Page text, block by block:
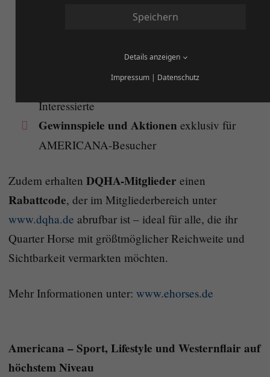
Infomaterial zur Nutzung des Marktplatzes
Persönliche Beratung für Anbieter und
Interessierte
Gewinnspiele und Aktionen exklusiv für
AMERICANA-Besucher
Zudem erhalten DQHA-Mitglieder einen
Rabattcode, der im Mitgliederbereich unter
www.dqha.de abrufbar ist – ideal für alle, die ihr
Quarter Horse mit größtmöglicher Reichweite und
Sichtbarkeit vermarkten möchten.
Mehr Informationen unter: www.ehorses.de
Americana – Sport, Lifestyle und Westernflair auf
höchstem Niveau
Speichern
Details anzeigen
Impressum | Datenschutz